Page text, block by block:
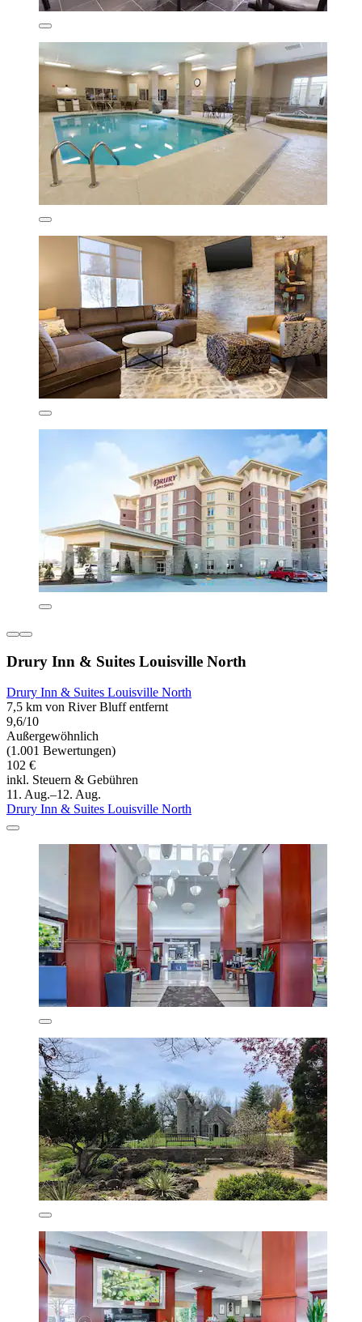
Drury Inn & Suites Louisville North
Drury Inn & Suites Louisville North
7,5 km von River Bluff entfernt
9,6/10
Außergewöhnlich
(1.001 Bewertungen)
102 €
inkl. Steuern & Gebühren
11. Aug.–12. Aug.
Drury Inn & Suites Louisville North